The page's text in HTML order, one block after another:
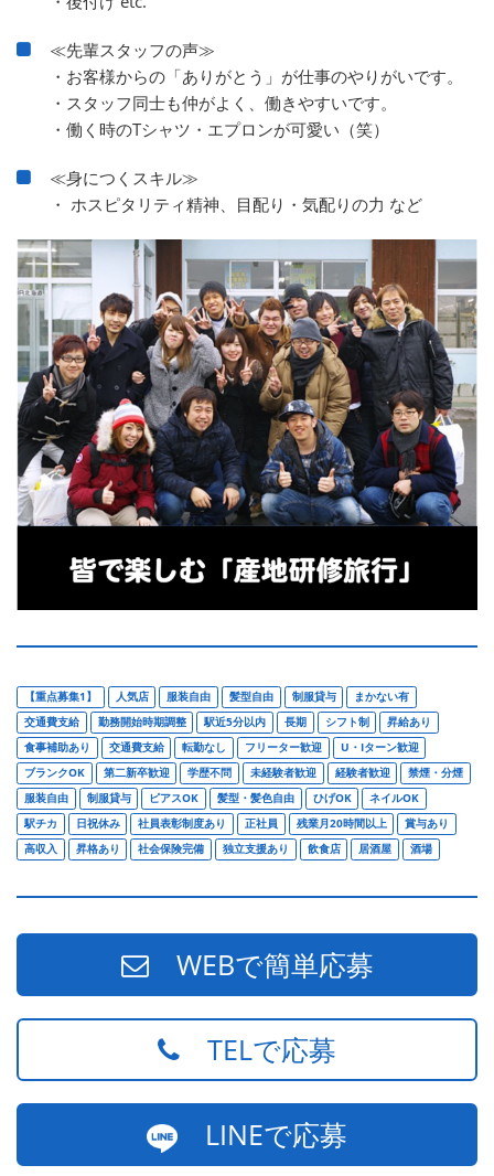
≪先輩スタッフの声≫
・お客様からの「ありがとう」が仕事のやりがいです。
・スタッフ同士も仲がよく、働きやすいです。
・働く時のTシャツ・エプロンが可愛い（笑）
≪身につくスキル≫
・ ホスピタリティ精神、目配り・気配りの力 など
【重点募集1】 人気店 服装自由 髪型自由 制服貸与
まかない有
交通費支給
勤務開始時期調整 駅近5分以内 長期 シフト制
昇給あり
食事補助あり
交通費支給 転勤なし フリーター歓迎
U・Iターン歓迎
ブランクOK
第二新卒歓迎 学歴不問 未経験者歓迎 経験者歓迎
禁煙・分煙
服装自由
制服貸与 ピアスOK 髪型・髪色自由 ひげOK
ネイルOK
駅チカ
日祝休み 社員表彰制度あり 正社員 残業月20時間以上
賞与あり
高収入
昇格あり 社会保険完備 独立支援あり 飲食店 居酒屋 酒場
WEBで簡単応募
TELで応募
LINEで応募